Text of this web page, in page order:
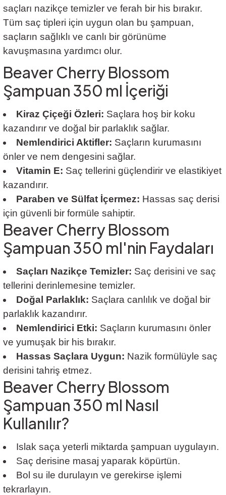
saçları nazikçe temizler ve ferah bir his bırakır.
Tüm saç tipleri için uygun olan bu şampuan,
saçların sağlıklı ve canlı bir görünüme
kavuşmasına yardımcı olur.
Beaver Cherry Blossom
Şampuan 350 ml İçeriği
Kiraz Çiçeği Özleri: Saçlara hoş bir koku
kazandırır ve doğal bir parlaklık sağlar.
Nemlendirici Aktifler: Saçların kurumasını
önler ve nem dengesini sağlar.
Vitamin E: Saç tellerini güçlendirir ve elastikiyet
kazandırır.
Paraben ve Sülfat İçermez: Hassas saç derisi
için güvenli bir formüle sahiptir.
Beaver Cherry Blossom
Şampuan 350 ml'nin Faydaları
Saçları Nazikçe Temizler: Saç derisini ve saç
tellerini derinlemesine temizler.
Doğal Parlaklık: Saçlara canlılık ve doğal bir
parlaklık kazandırır.
Nemlendirici Etki: Saçların kurumasını önler
ve yumuşak bir his bırakır.
Hassas Saçlara Uygun: Nazik formülüyle saç
derisini tahriş etmez.
Beaver Cherry Blossom
Şampuan 350 ml Nasıl
Kullanılır?
Islak saça yeterli miktarda şampuan uygulayın.
Saç derisine masaj yaparak köpürtün.
Bol su ile durulayın ve gerekirse işlemi
tekrarlayın.